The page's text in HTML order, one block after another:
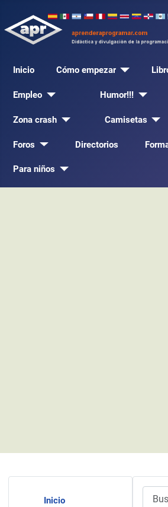
Inicio Cómo empezar
Empleo Humor!!!
Zona crash Camisetas
Foros Directorios
Para niños
Inicio